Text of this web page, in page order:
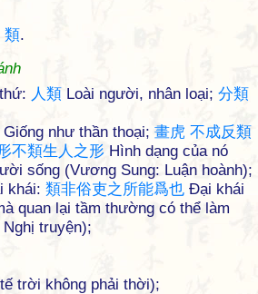
類.
人類 Loài người, nhân loại; 分類
Giống như thần thoại; 畫虎 不成反類
不類生人 之形 Hình dạng của nó
sống (Vương Sung: Luận hoành);
khái: 類非俗吏之所能爲也 Đại khái
quan lại tầm thường có thể làm
truyện);
trời không phải thời);